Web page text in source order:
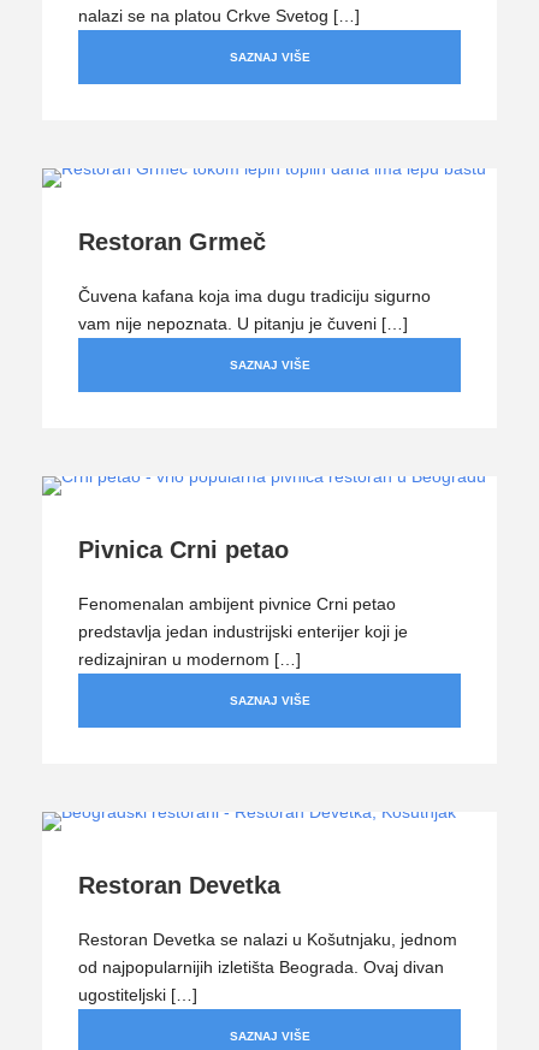
nalazi se na platou Crkve Svetog […]
SAZNAJ VIŠE
Restoran Grmeč
Čuvena kafana koja ima dugu tradiciju sigurno
vam nije nepoznata. U pitanju je čuveni […]
SAZNAJ VIŠE
Pivnica Crni petao
Fenomenalan ambijent pivnice Crni petao
predstavlja jedan industrijski enterijer koji je
redizajniran u modernom […]
SAZNAJ VIŠE
Restoran Devetka
Restoran Devetka se nalazi u Košutnjaku, jednom
od najpopularnijih izletišta Beograda. Ovaj divan
ugostiteljski […]
SAZNAJ VIŠE